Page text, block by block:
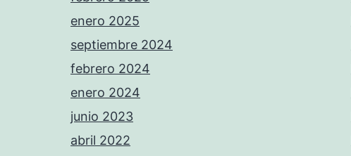
enero 2025
septiembre 2024
febrero 2024
enero 2024
junio 2023
abril 2022